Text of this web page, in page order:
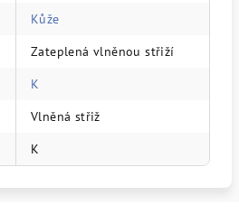
Kůže
Zateplená vlněnou střiží
K
Vlněná střiž
K